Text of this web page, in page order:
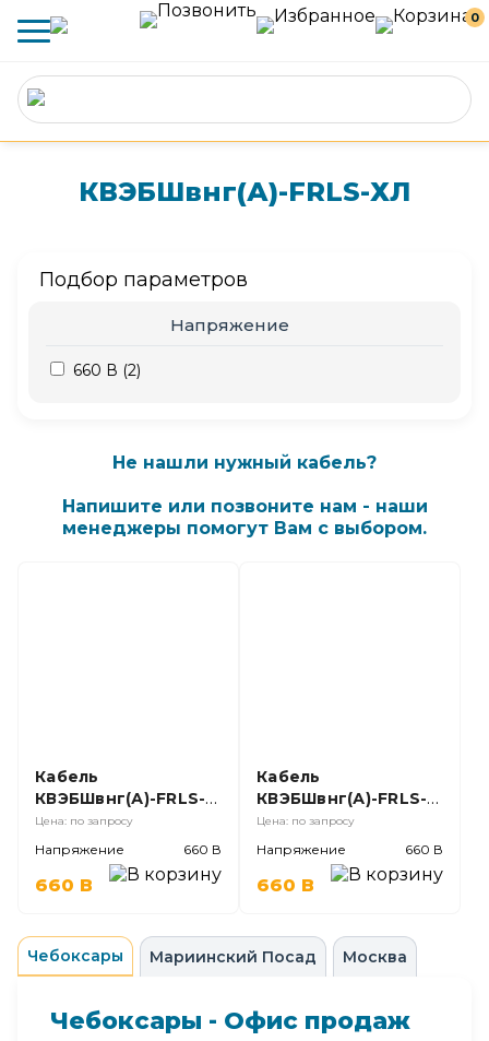
0
КВЭБШвнг(А)-FRLS-ХЛ
Подбор параметров
Напряжение
660 В (2)
Не нашли нужный кабель?
Напишите или позвоните нам - наши
менеджеры помогут Вам с выбором.
660 В
Кабель
КВЭБШвнг(А)-FRLS-
ХЛ 10х1,5 Ч (ТУ016,
нет в ГОСТ);
Цена: по запросу
Напряжение 660 В
660 В
Кабель
КВЭБШвнг(А)-FRLS-
ХЛ 7х1,5 Ч (ТУ016,
нет в ГОСТ);
Цена: по запросу
Напряжение 660 В
Чебоксары Мариинский Посад Москва
Чебоксары - Офис продаж